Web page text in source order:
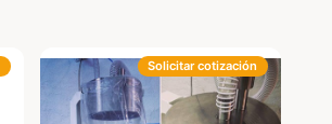
Solicitar cotización